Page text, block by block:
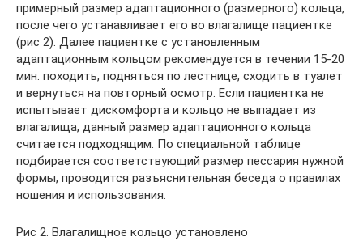
примерный размер адаптационного (размерного) кольца,
после чего устанавливает его во влагалище пациентке
(рис 2). Далее пациентке с установленным
адаптационным кольцом рекомендуется в течении 15-20
мин. походить, подняться по лестнице, сходить в туалет
и вернуться на повторный осмотр. Если пациентка не
испытывает дискомфорта и кольцо не выпадает из
влагалища, данный размер адаптационного кольца
считается подходящим. По специальной таблице
подбирается соответствующий размер пессария нужной
формы, проводится разъяснительная беседа о правилах
ношения и использования.
Рис 2. Влагалищное кольцо установлено